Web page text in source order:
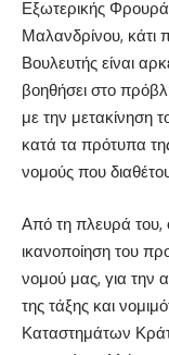
Εξωτερικής
Μαλανδρίνου, κάτι
Βουλευτής είναι
βοηθήσει στο
με την μετακίνηση
κατά τα πρότυπα
νομούς που
Από τη πλευρά του,
ικανοποίηση του
νομού μας, για την
της τάξης και
Καταστημάτων